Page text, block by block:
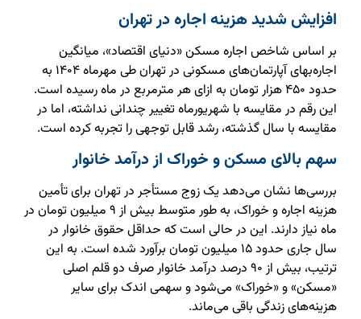
افزایش شدید هزینه اجاره در تهران
بر اساس شاخص اجاره مسکن «دنیای اقتصاد»، میانگین
اجاره‌بهای آپارتمان‌های مسکونی در تهران طی مهرماه ۱۴۰۴ به
حدود ۴۵۰ هزار تومان به ازای هر مترمربع در ماه رسیده است.
این رقم در مقایسه با شهریورماه تغییر چندانی نداشته، اما در
مقایسه با سال گذشته، رشد قابل توجهی را تجربه کرده است.
سهم بالای مسکن و خوراک از درآمد خانوار
بررسی‌ها نشان می‌دهد یک زوج مستأجر در تهران برای تأمین
هزینه اجاره و خوراک، به طور متوسط بیش از ۹ میلیون تومان در
ماه نیاز دارند. این در حالی است که حداقل حقوق خانوار در
سال جاری حدود ۱۵ میلیون تومان برآورد شده است. به این
ترتیب، بیش از ۹۰ درصد درآمد خانوار صرف دو قلم اصلی
«مسکن» و «خوراک» می‌شود و سهمی اندک برای سایر
هزینه‌های زندگی باقی می‌ماند.